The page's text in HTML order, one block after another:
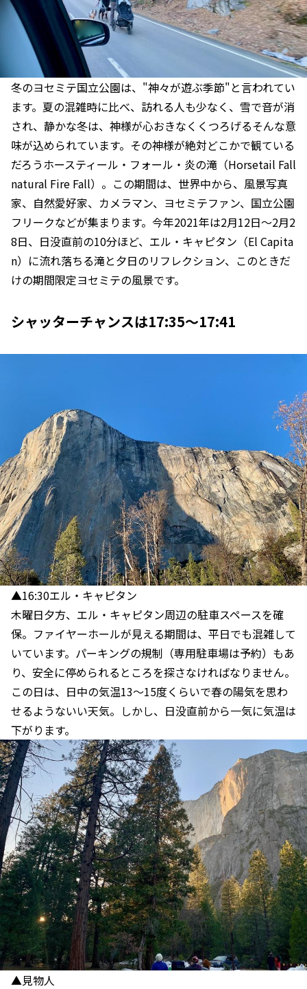
冬のヨセミテ国立公園は、"神々が遊ぶ季節"と言われてい
ます。夏の混雑時に比べ、訪れる人も少なく、雪で音が消
され、静かな冬は、神様が心おきなくくつろげるそんな意
味が込められています。その神様が絶対どこかで観ている
だろうホースティール・フォール・炎の滝（Horsetail Fall
natural Fire Fall）。この期間は、世界中から、風景写真
家、自然愛好家、カメラマン、ヨセミテファン、国立公園
フリークなどが集まります。今年2021年は2月12日～2月2
8日、日没直前の10分ほど、エル・キャピタン（El Capita
n）に流れ落ちる滝と夕日のリフレクション、このときだ
けの期間限定ヨセミテの風景です。
シャッターチャンスは17:35～17:41
▲16:30エル・キャピタン
木曜日夕方、エル・キャピタン周辺の駐車スペースを確
保。ファイヤーホールが見える期間は、平日でも混雑して
いています。パーキングの規制（専用駐車場は予約）もあ
り、安全に停められるところを探さなければなりません。
この日は、日中の気温13～15度くらいで春の陽気を思わ
せるようないい天気。しかし、日没直前から一気に気温は
下がります。
▲見物人